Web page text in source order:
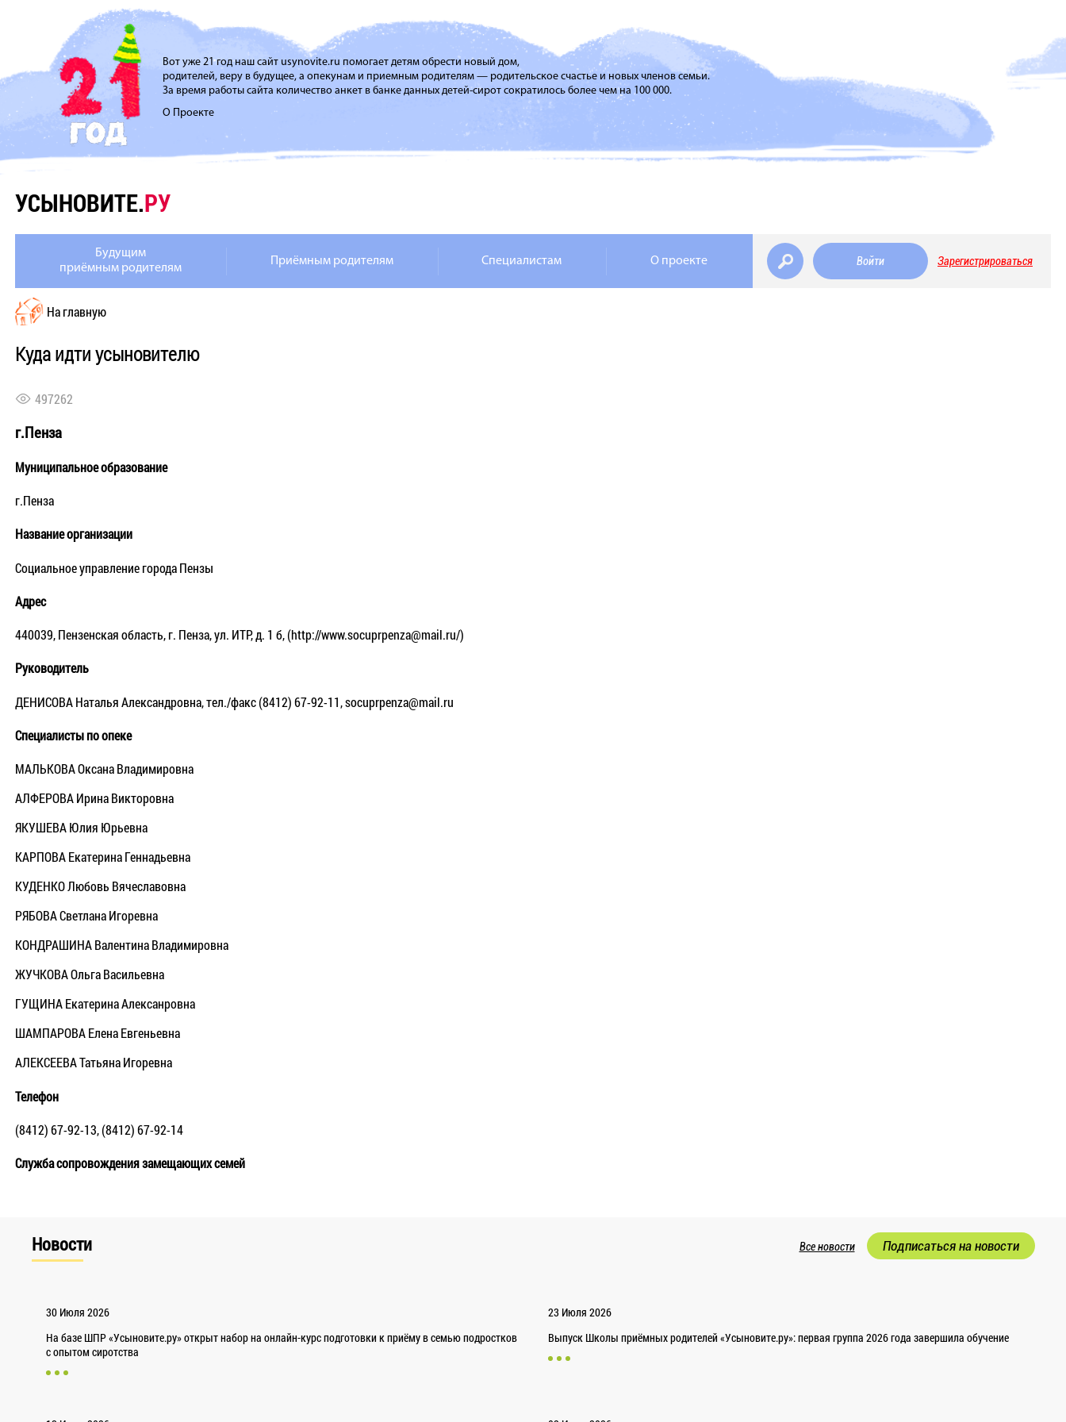
Вот уже 21 год наш сайт usynovite.ru помогает детям обрести новый дом,
родителей, веру в будущее, а опекунам и приемным родителям — родительское счастье и новых членов семьи.
За время работы сайта количество анкет в банке данных детей-сирот сократилось более чем на 100 000.
О Проекте
УСЫНОВИТЕ.РУ
Будущим
приёмным родителям
Приёмным родителям Специалистам О проекте Войти Зарегистрироваться
На главную
Куда идти усыновителю
497262
г.Пенза
Муниципальное образование
г.Пенза
Название организации
Социальное управление города Пензы
Адрес
440039, Пензенская область, г. Пенза, ул. ИТР, д. 1 б, (http://www.socuprpenza@mail.ru/)
Руководитель
ДЕНИСОВА Наталья Александровна, тел./факс (8412) 67-92-11, socuprpenza@mail.ru
Специалисты по опеке
МАЛЬКОВА Оксана Владимировна
АЛФЕРОВА Ирина Викторовна
ЯКУШЕВА Юлия Юрьевна
КАРПОВА Екатерина Геннадьевна
КУДЕНКО Любовь Вячеславовна
РЯБОВА Светлана Игоревна
КОНДРАШИНА Валентина Владимировна
ЖУЧКОВА Ольга Васильевна
ГУЩИНА Екатерина Алексанровна
ШАМПАРОВА Елена Евгеньевна
АЛЕКСЕЕВА Татьяна Игоревна
Телефон
(8412) 67-92-13, (8412) 67-92-14
Служба сопровождения замещающих семей
Новости Все новости Подписаться на новости
30 Июля 2026
На базе ШПР «Усыновите.ру» открыт набор на онлайн-курс подготовки к приёму в семью подростков
с опытом сиротства
23 Июля 2026
Выпуск Школы приёмных родителей «Усыновите.ру»: первая группа 2026 года завершила обучение